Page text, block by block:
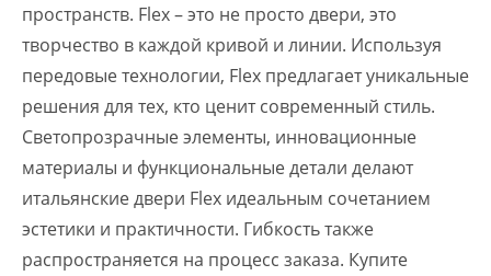
пространств. Flex – это не просто двери, это
творчество в каждой кривой и линии. Используя
передовые технологии, Flex предлагает уникальные
решения для тех, кто ценит современный стиль.
Светопрозрачные элементы, инновационные
материалы и функциональные детали делают
итальянские двери Flex идеальным сочетанием
эстетики и практичности. Гибкость также
распространяется на процесс заказа. Купите